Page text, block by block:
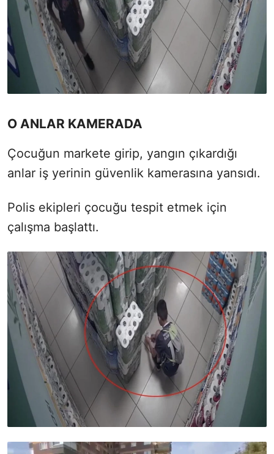
O ANLAR KAMERADA
Çocuğun markete girip, yangın çıkardığı
anlar iş yerinin güvenlik kamerasına yansıdı.
Polis ekipleri çocuğu tespit etmek için
çalışma başlattı.